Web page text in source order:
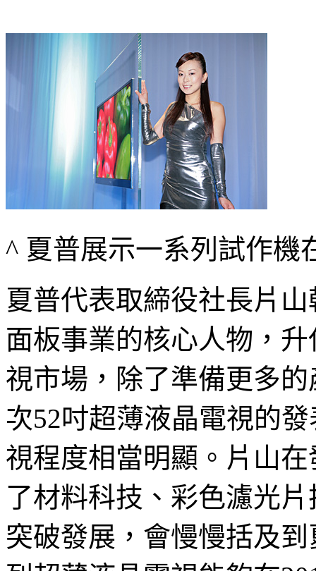
^ 夏普展示一系列試作機
夏普代表取締役社長片
面板事業的核心人物，
視市場，除了準備更多
次52吋超薄液晶電視的
視程度相當明顯。片山
了材料科技、彩色濾光
突破發展，會慢慢括及